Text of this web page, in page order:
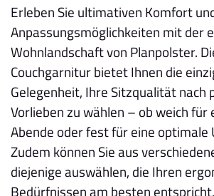
Erleben Sie ultimativen Komfort
Anpassungsmöglichkeiten mit der
Wohnlandschaft von Planpolster.
Couchgarnitur bietet Ihnen die
Gelegenheit, Ihre Sitzqualität nach
Vorlieben zu wählen – ob weich
Abende oder fest für eine
Zudem können Sie aus
diejenige auswählen, die Ihren
Bedürfnissen am besten